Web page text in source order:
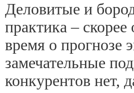
Деловитые и
практика –
время о прогнозе
замечательные
конкурентов нет,